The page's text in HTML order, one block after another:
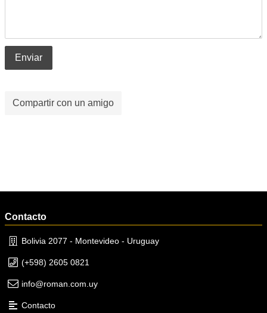
Enviar
Compartir con un amigo
Contacto
Bolivia 2077 - Montevideo - Uruguay
(+598) 2605 0821
info@roman.com.uy
Contacto